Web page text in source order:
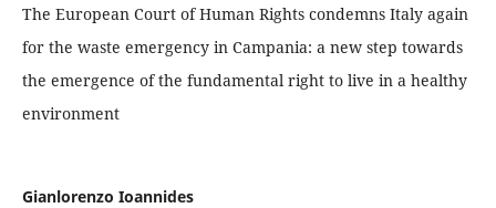
The European Court of Human Rights condemns Italy again
for the waste emergency in Campania: a new step towards
the emergence of the fundamental right to live in a healthy
environment
Gianlorenzo Ioannides